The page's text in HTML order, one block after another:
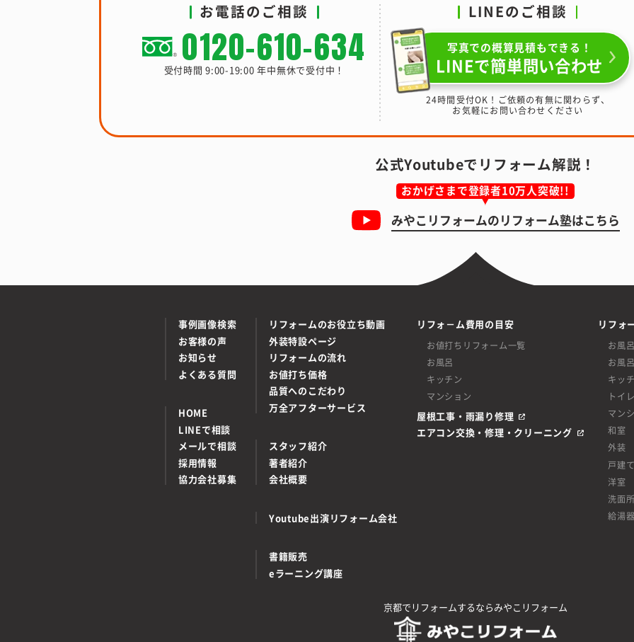
お電話のご相談
0120-610-634
受付時間 9:00-19:00 年中無休で受付中！
LINEのご相談
写真での概算見積もできる！
LINEで簡単問い合わせ
24時間受付OK！ご依頼の有無に関わらず、
お気軽にお問い合わせください
公式Youtubeでリフォーム解説！
おかげさまで登録者10万人突破!!
みやこリフォームのリフォーム塾はこちら
事例画像検索
お客様の声
お知らせ
よくある質問
HOME
LINEで相談
メールで相談
採用情報
協力会社募集
リフォームのお役立ち動画
外装特設ページ
リフォームの流れ
お値打ち価格
品質へのこだわり
万全アフターサービス
スタッフ紹介
著者紹介
会社概要
Youtube出演リフォーム会社
書籍販売
eラーニング講座
リフォ－ム費用の目安
お値打ちリフォーム一覧
お風呂
キッチン
マンション
屋根工事・雨漏り修理
エアコン交換・修理・クリーニング
リフォ
お風
お風
キッ
トイ
マン
和室
外装
戸建
洋室
洗面
給湯
京都でリフォームするならみやこリフォーム